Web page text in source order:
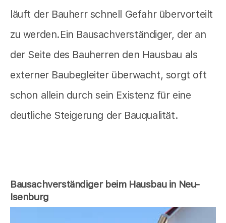
läuft der Bauherr schnell Gefahr übervorteilt
zu werden.Ein Bausachverständiger, der an
der Seite des Bauherren den Hausbau als
externer Baubegleiter überwacht, sorgt oft
schon allein durch sein Existenz für eine
deutliche Steigerung der Bauqualität.
Bausachverständiger beim Hausbau in Neu-
Isenburg